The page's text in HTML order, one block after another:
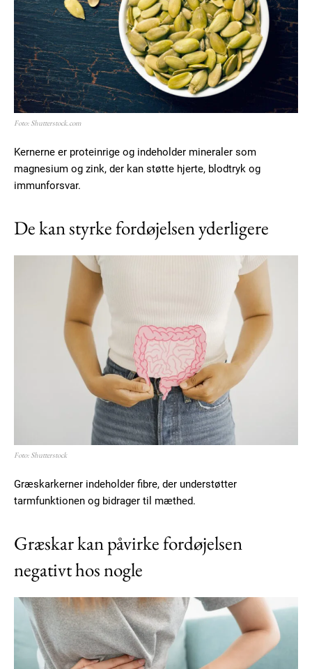
Etiam est nibh, lobortis sit
Praesent euismod ac
Ut mollis pellentesque tortor
Nullam eu erat condimentum
Donec quis est ac felis
Foto: Shutterstock.com
Kernerne er proteinrige og indeholder mineraler som
magnesium og zink, der kan støtte hjerte, blodtryk og
immunforsvar.
De kan styrke fordøjelsen yderligere
Foto: Shutterstock
Græskarkerner indeholder fibre, der understøtter
tarmfunktionen og bidrager til mæthed.
Græskar kan påvirke fordøjelsen
negativt hos nogle